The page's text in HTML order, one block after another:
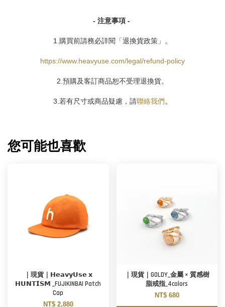
- 注意事項 -
1.購買前請務必詳閱「退換貨政策」。
https://www.heavyuse.com/legal/refund-policy
2.預購及客訂商品恕不受理退換貨。
3.若有尺寸或商品疑慮，請聯絡我們。
您可能也喜歡
｜現貨｜𝗛𝗲𝗮𝘃𝘆𝗨𝘀𝗲 𝘅
𝗛𝗨𝗡𝗧𝗜𝗦𝗠 _FUJIKINBAI Patch
Cap
NT$ 2,880
｜現貨｜GOLDY_金屬 × 質感樹
脂戒指_4colors
NT$ 680